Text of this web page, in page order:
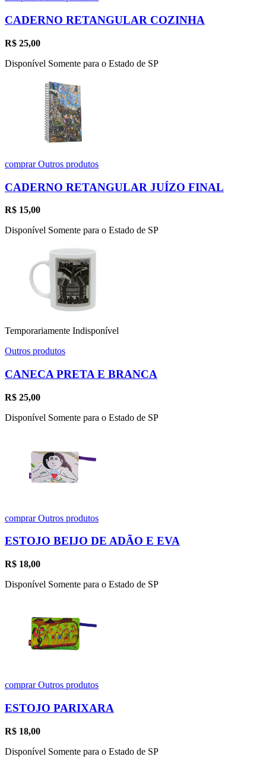
CADERNO RETANGULAR COZINHA
R$ 25,00
Disponível Somente para o Estado de SP
comprarOutros produtos
CADERNO RETANGULAR JUÍZO FINAL
R$ 15,00
Disponível Somente para o Estado de SP
Temporariamente Indisponível
Outros produtos
CANECA PRETA E BRANCA
R$ 25,00
Disponível Somente para o Estado de SP
comprarOutros produtos
ESTOJO BEIJO DE ADÃO E EVA
R$ 18,00
Disponível Somente para o Estado de SP
comprarOutros produtos
ESTOJO PARIXARA
R$ 18,00
Disponível Somente para o Estado de SP